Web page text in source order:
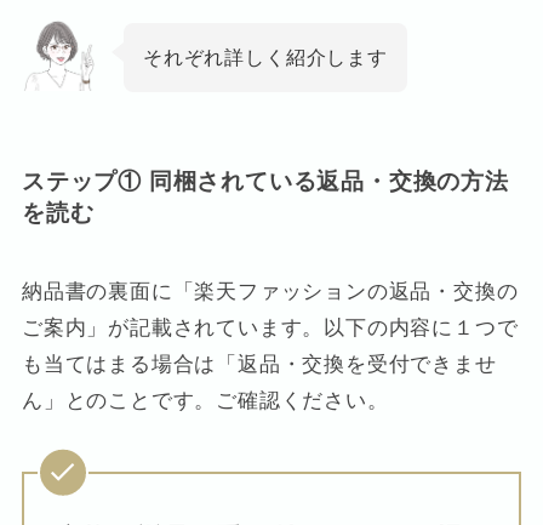
それぞれ詳しく紹介します
ステップ① 同梱されている返品・交換の方法
を読む
納品書の裏面に「楽天ファッションの返品・交換の
ご案内」が記載されています。以下の内容に１つで
も当てはまる場合は「返品・交換を受付できませ
ん」とのことです。ご確認ください。